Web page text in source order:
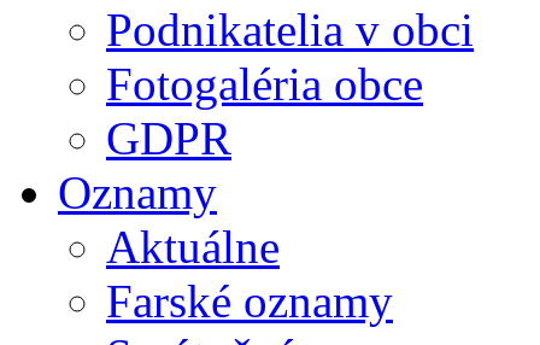
Podnikatelia v obci
Fotogaléria obce
GDPR
Oznamy
Aktuálne
Farské oznamy